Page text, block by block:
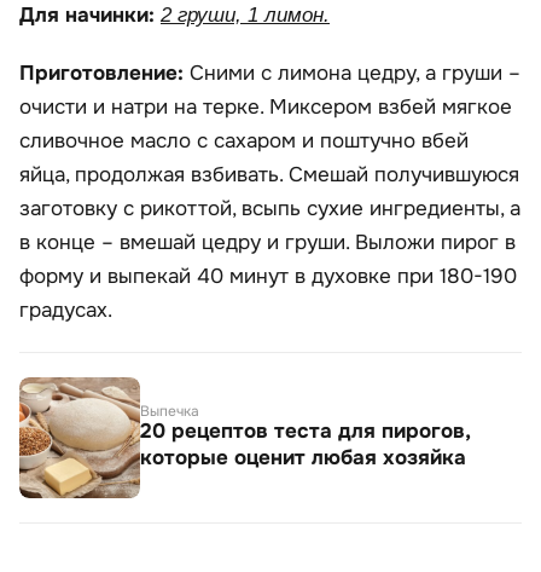
Для начинки: 2 груши, 1 лимон.
Приготовление: Сними с лимона цедру, а груши –
очисти и натри на терке. Миксером взбей мягкое
сливочное масло с сахаром и поштучно вбей
яйца, продолжая взбивать. Смешай получившуюся
заготовку с рикоттой, всыпь сухие ингредиенты, а
в конце – вмешай цедру и груши. Выложи пирог в
форму и выпекай 40 минут в духовке при 180-190
градусах.
Выпечка
20 рецептов теста для пирогов,
которые оценит любая хозяйка